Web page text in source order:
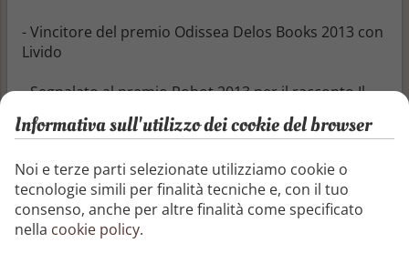
- Vincitore del premio Odissea Delos Books 2013 con
Livido
- Segnalato al premio Robot 2013 per il racconto Il
livello dell'assassino
romanzo di fantascienza italiana)
Informativa sull'utilizzo dei cookie del browser
Noi e terze parti selezionate utilizziamo cookie o
tecnologie simili per finalità tecniche e, con il tuo
consenso, anche per altre finalità come specificato
nella cookie policy.